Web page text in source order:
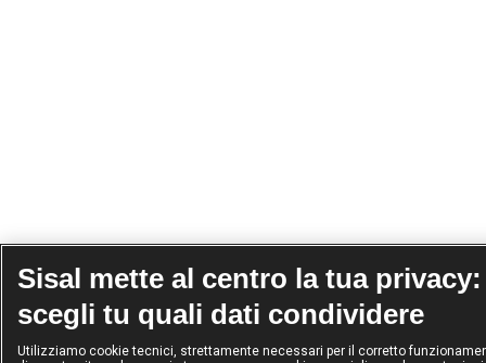
Sisal mette al centro la tua privacy:
scegli tu quali dati condividere
Utilizziamo cookie tecnici, strettamente necessari per il corretto